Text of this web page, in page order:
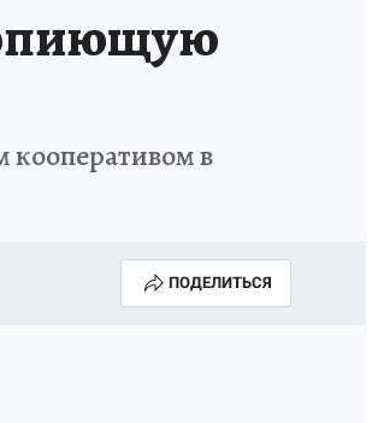
кооперативом в
ПОДЕЛИТЬСЯ